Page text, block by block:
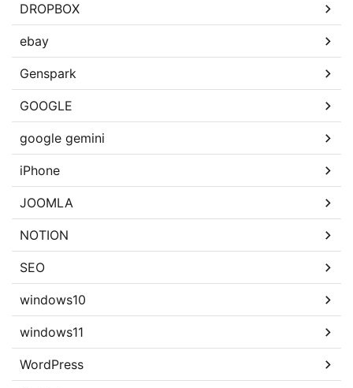
DROPBOX
ebay
Genspark
GOOGLE
google gemini
iPhone
JOOMLA
NOTION
SEO
windows10
windows11
WordPress